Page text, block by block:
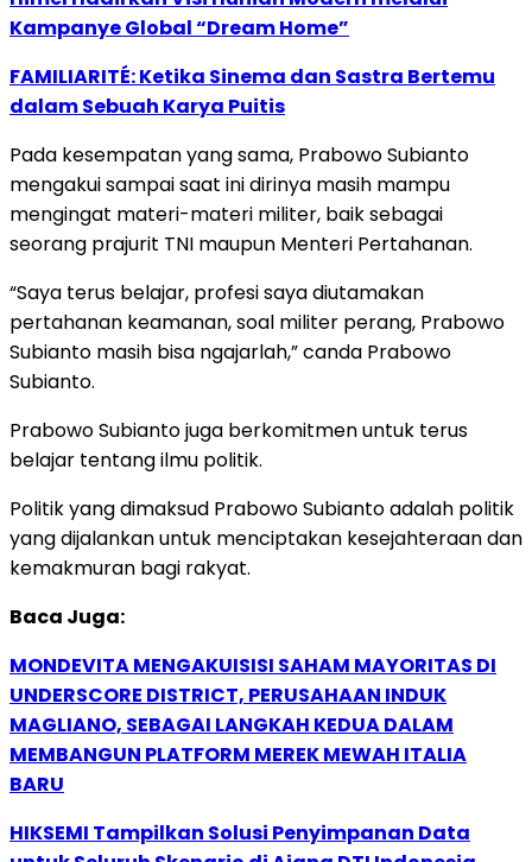
Kampanye Global “Dream Home”
FAMILIARITÉ: Ketika Sinema dan Sastra Bertemu
dalam Sebuah Karya Puitis
Pada kesempatan yang sama, Prabowo Subianto
mengakui sampai saat ini dirinya masih mampu
mengingat materi-materi militer, baik sebagai
seorang prajurit TNI maupun Menteri Pertahanan.
“Saya terus belajar, profesi saya diutamakan
pertahanan keamanan, soal militer perang, Prabowo
Subianto masih bisa ngajarlah,” canda Prabowo
Subianto.
Prabowo Subianto juga berkomitmen untuk terus
belajar tentang ilmu politik.
Politik yang dimaksud Prabowo Subianto adalah politik
yang dijalankan untuk menciptakan kesejahteraan dan
kemakmuran bagi rakyat.
Baca Juga:
MONDEVITA MENGAKUISISI SAHAM MAYORITAS DI
UNDERSCORE DISTRICT, PERUSAHAAN INDUK
MAGLIANO, SEBAGAI LANGKAH KEDUA DALAM
MEMBANGUN PLATFORM MEREK MEWAH ITALIA
BARU
HIKSEMI Tampilkan Solusi Penyimpanan Data